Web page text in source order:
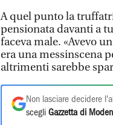
A quel punto la
pensionata davanti a
faceva male. «Avevo
era una messinscena
altrimenti sarebbe
Non lasciare decidere
scegli Gazzetta di